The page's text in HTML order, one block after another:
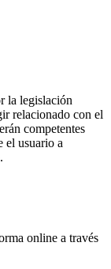
la legislación
relacionado con el
competentes
el usuario a
online a través